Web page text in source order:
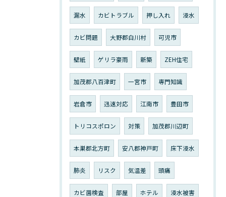
漏水 カビトラブル 押し入れ 浸水
カビ問題 大野郡白川村 可児市
壁紙 ゲリラ豪雨 新築 ZEH住宅
加茂郡八百津町 一宮市 専門知識
岩倉市 迅速対応 江南市 豊田市
トリコスポロン 対策 加茂郡川辺町
本巣郡北方町 安八郡神戸町 床下浸水
肺炎 リスク 気温差 頭痛
カビ菌検査 部屋 ホテル 浸水被害